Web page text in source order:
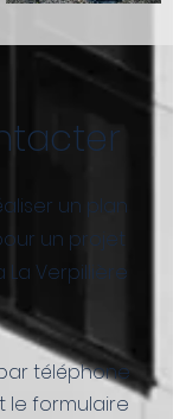
un plan
un projet
Verpillière
téléphone
le formulaire